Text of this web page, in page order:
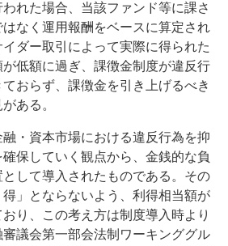
れた場合、当該ファンド等に課さ
なく運用報酬をベースに算定され
ダー取引によって実際に得られた
低額に過ぎ、課徴金制度が違反行
おらず、課徴金を引き上げるべき
ある。
・資本市場における違反行為を抑
保していく観点から、金銭的な負
して導入されたものである。その
」とならないよう、利得相当額が
り、この考え方は制度導入時より
議会第一部会法制ワーキンググル